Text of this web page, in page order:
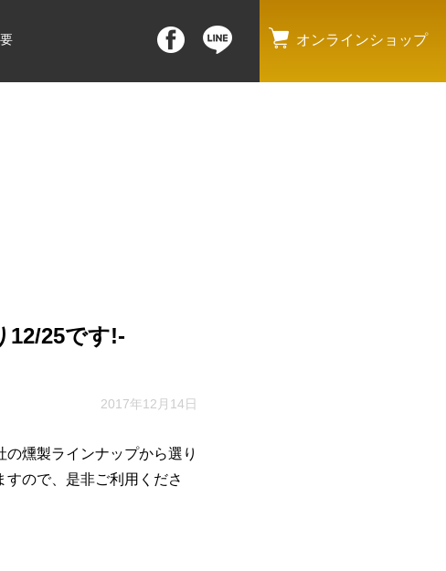
オンラインショップ
12/25です!-
2017年12月14日
燻製ラインナップから選り
すので、是非ご利用くださ